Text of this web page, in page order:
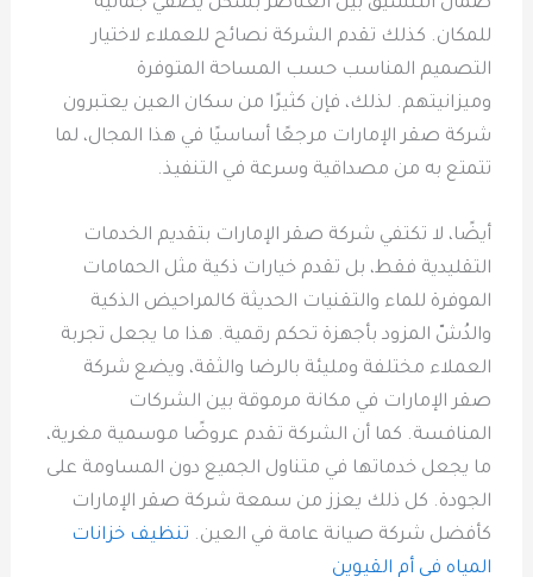
ضمان التنسيق بين العناصر بشكل يضفي جمالية
للمكان. كذلك تقدم الشركة نصائح للعملاء لاختيار
التصميم المناسب حسب المساحة المتوفرة
وميزانيتهم. لذلك، فإن كثيرًا من سكان العين يعتبرون
شركة صقر الإمارات مرجعًا أساسيًا في هذا المجال، لما
تتمتع به من مصداقية وسرعة في التنفيذ.
أيضًا، لا تكتفي شركة صقر الإمارات بتقديم الخدمات
التقليدية فقط، بل تقدم خيارات ذكية مثل الحمامات
الموفرة للماء والتقنيات الحديثة كالمراحيض الذكية
والدُشّ المزود بأجهزة تحكم رقمية. هذا ما يجعل تجربة
العملاء مختلفة ومليئة بالرضا والثقة، ويضع شركة
صقر الإمارات في مكانة مرموقة بين الشركات
المنافسة. كما أن الشركة تقدم عروضًا موسمية مغرية،
ما يجعل خدماتها في متناول الجميع دون المساومة على
الجودة. كل ذلك يعزز من سمعة شركة صقر الإمارات
كأفضل شركة صيانة عامة في العين. تنظيف خزانات
المياه في أم القيوين